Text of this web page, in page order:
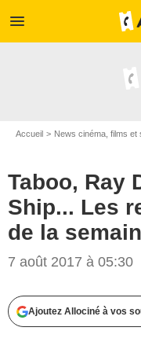
menu
Accueil News cinéma, films et
Taboo, Ray
Ship... Les
de la
7 août 2017 à 05:30
Ajoutez Allociné à vos